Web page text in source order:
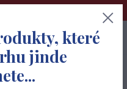
www.terceshop.cz!➢
0
0 Kč
které
jinde